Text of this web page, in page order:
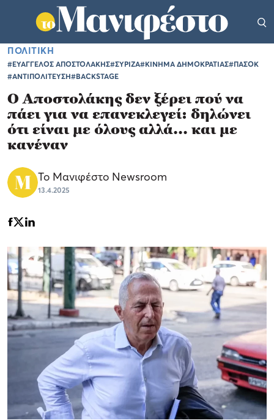
ΠΟΛΙΤΙΚΗ
#ΕΥΑΓΓΕΛΟΣ ΑΠΟΣΤΟΛΑΚΗΣ#ΣΥΡΙΖΑ#ΚΙΝΗΜΑ ΔΗΜΟΚΡΑΤΙΑΣ#ΠΑΣΟΚ
#ΑΝΤΙΠΟΛΙΤΕΥΣΗ#BACKSTAGE
Ο Αποστολάκης δεν ξέρει πού να
πάει για να επανεκλεγεί: δηλώνει
ότι είναι με όλους αλλά... και με
κανέναν
Το Μανιφέστο Newsroom
13.4.2025